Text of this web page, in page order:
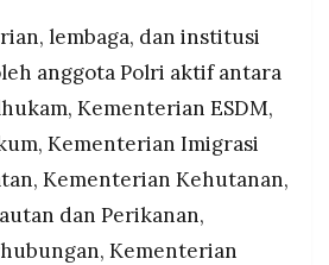
lembaga, dan institusi
anggota Polri aktif antara
Kementerian ESDM,
Kementerian Imigrasi
Kementerian Kehutanan,
dan Perikanan,
Kementerian